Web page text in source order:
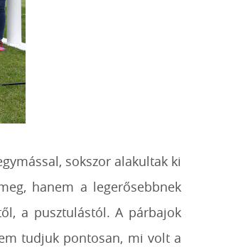
sokszor alakultak ki
hanem a legerősebbnek
a pusztulástól. A párbajok
tudjuk pontosan, mi volt a